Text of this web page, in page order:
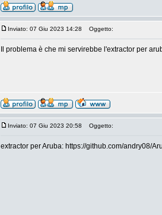
Inviato: 07 Giu 2023 14:28 Oggetto:
Il problema è che mi servirebbe l'extractor per
Inviato: 07 Giu 2023 20:58 Oggetto:
extractor per Aruba: https://github.com/andry08/